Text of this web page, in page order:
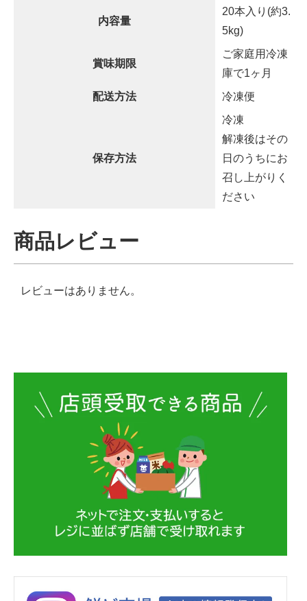
内容量
20本入り(約3.
5kg)
賞味期限
ご家庭用冷凍
庫で1ヶ月
配送方法
冷凍便
保存方法
冷凍
解凍後はその
日のうちにお
召し上がりく
ださい
商品レビュー
レビューはありません。